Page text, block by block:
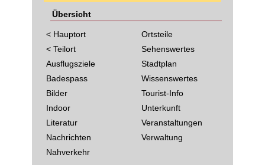
Übersicht
< Hauptort
< Teilort
Ausflugsziele
Badespass
Bilder
Indoor
Literatur
Nachrichten
Nahverkehr
Ortsteile
Sehenswertes
Stadtplan
Wissenswertes
Tourist-Info
Unterkunft
Veranstaltungen
Verwaltung